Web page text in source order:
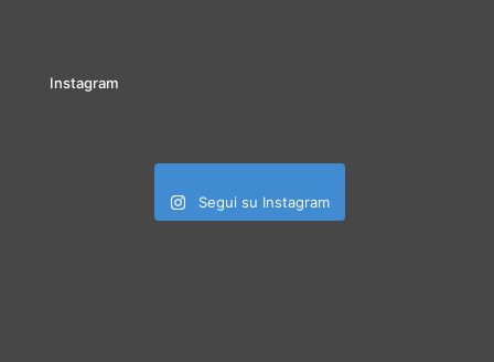
Instagram
Segui su Instagram